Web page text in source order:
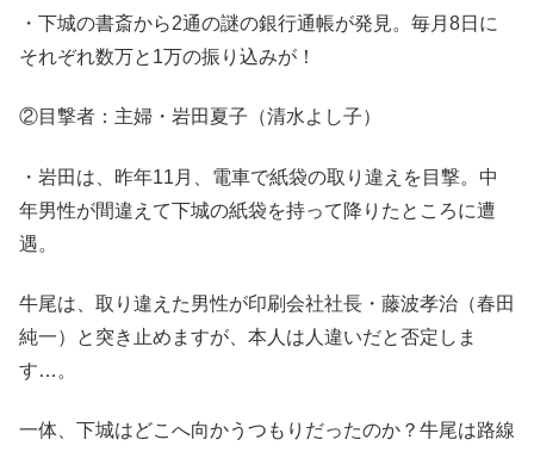
・下城の書斎から2通の謎の銀行通帳が発見。毎月8日に
それぞれ数万と1万の振り込みが！
②目撃者：主婦・岩田夏子（清水よし子）
・岩田は、昨年11月、電車で紙袋の取り違えを目撃。中
年男性が間違えて下城の紙袋を持って降りたところに遭
遇。
牛尾は、取り違えた男性が印刷会社社長・藤波孝治（春田
純一）と突き止めますが、本人は人違いだと否定しま
す…。
一体、下城はどこへ向かうつもりだったのか？牛尾は路線